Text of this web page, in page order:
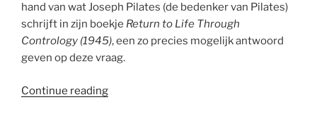
hand van wat Joseph Pilates (de bedenker van Pilates)
schrijft in zijn boekje Return to Life Through
Contrology (1945), een zo precies mogelijk antwoord
geven op deze vraag.
Continue reading“Less